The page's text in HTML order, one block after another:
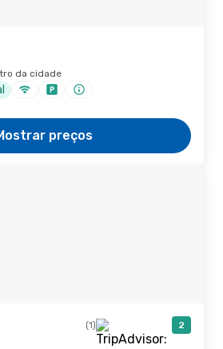
da cidade
preços
(1) 2